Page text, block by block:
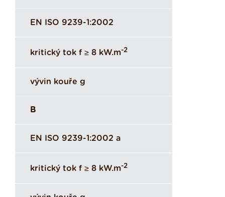
EN ISO 9239-1:2002
kritický tok f ≥ 8 kW.m-2
vývin kouře g
B
EN ISO 9239-1:2002 a
kritický tok f ≥ 8 kW.m-2